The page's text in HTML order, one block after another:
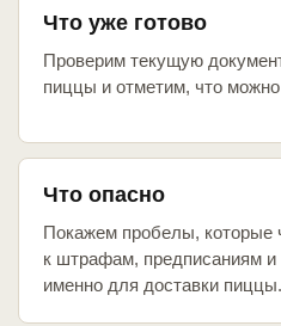
Что уже готово
Проверим текущую
пиццы и отметим, что
Что опасно
Покажем пробелы, которые
к штрафам, предписаниям
именно для доставки пиццы.